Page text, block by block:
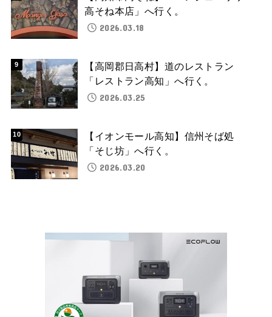
高そね本店」へ行く。
2026.03.18
【高岡郡日高村】道のレストラン
「レストラン高知」へ行く。
2026.03.25
【イオンモール高知】信州そば処
「そじ坊」へ行く。
2026.03.20